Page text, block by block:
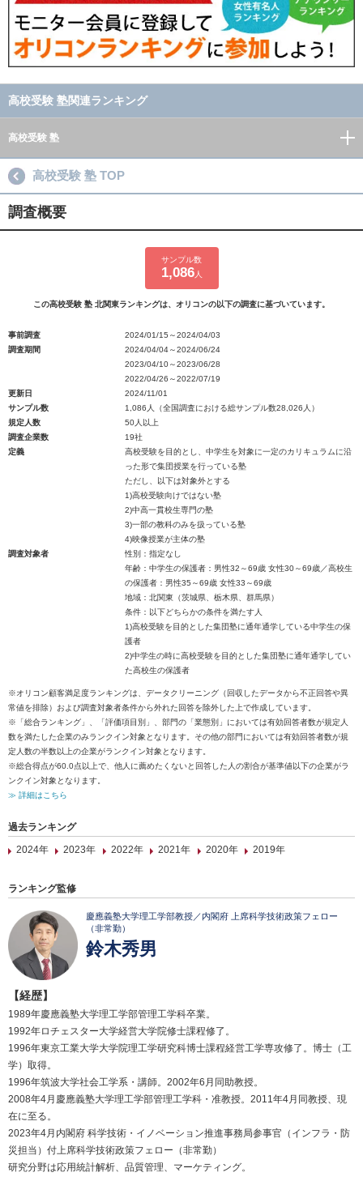
高校受験 塾関連ランキング
高校受験 塾
高校受験 塾 TOP
調査概要
サンプル数
1,086人
この高校受験 塾 北関東ランキングは、オリコンの以下の調査に基づいています。
事前調査
2024/01/15～2024/04/03
調査期間
2024/04/04～2024/06/24
2023/04/10～2023/06/28
2022/04/26～2022/07/19
更新日
2024/11/01
サンプル数
1,086人（全国調査における総サンプル数28,026人）
規定人数
50人以上
調査企業数
19社
定義
高校受験を目的とし、中学生を対象に一定のカリキュラムに沿
った形で集団授業を行っている塾
ただし、以下は対象外とする
1)高校受験向けではない塾
2)中高一貫校生専門の塾
3)一部の教科のみを扱っている塾
4)映像授業が主体の塾
調査対象者
性別：指定なし
年齢：中学生の保護者：男性32～69歳 女性30～69歳／高校生
の保護者：男性35～69歳 女性33～69歳
地域：北関東（茨城県、栃木県、群馬県）
条件：以下どちらかの条件を満たす人
1)高校受験を目的とした集団塾に通年通学している中学生の保
護者
2)中学生の時に高校受験を目的とした集団塾に通年通学してい
た高校生の保護者
※オリコン顧客満足度ランキングは、データクリーニング（回収したデータから不正回答や異
常値を排除）および調査対象者条件から外れた回答を除外した上で作成しています。
※「総合ランキング」、「評価項目別」、部門の「業態別」においては有効回答者数が規定人
数を満たした企業のみランクイン対象となります。その他の部門においては有効回答者数が規
定人数の半数以上の企業がランクイン対象となります。
※総合得点が60.0点以上で、他人に薦めたくないと回答した人の割合が基準値以下の企業がラ
ンクイン対象となります。
≫ 詳細はこちら
過去ランキング
2024年
2023年 2022年 2021年 2020年 2019年
ランキング監修
慶應義塾大学理工学部教授／内閣府 上席科学技術政策フェロー
（非常勤）
鈴木秀男
【経歴】
1989年慶應義塾大学理工学部管理工学科卒業。
1992年ロチェスター大学経営大学院修士課程修了。
1996年東京工業大学大学院理工学研究科博士課程経営工学専攻修了。博士（工
学）取得。
1996年筑波大学社会工学系・講師。2002年6月同助教授。
2008年4月慶應義塾大学理工学部管理工学科・准教授。2011年4月同教授、現
在に至る。
2023年4月内閣府 科学技術・イノベーション推進事務局参事官（インフラ・防
災担当）付上席科学技術政策フェロー（非常勤）
研究分野は応用統計解析、品質管理、マーケティング。